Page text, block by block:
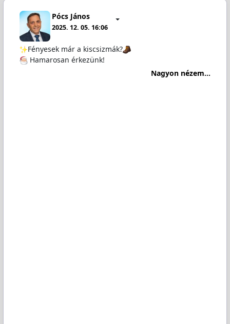
Pócs János
2025. 12. 05. 16:06
Fényesek már a kiscsizmák?
Hamarosan érkezünk!
Nagyon nézem...